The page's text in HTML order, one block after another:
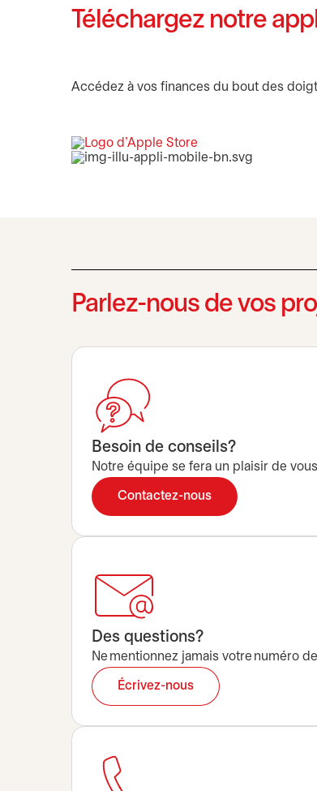
Téléchargez notre
Accédez à vos finances du bout des
Parlez-nous de vos
Besoin de conseils?
Notre équipe se fera un plaisir de
Contactez-nous
Des questions?
Ne mentionnez jamais votre numéro
Écrivez-nous